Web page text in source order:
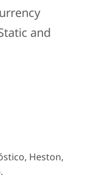
and
Heston,